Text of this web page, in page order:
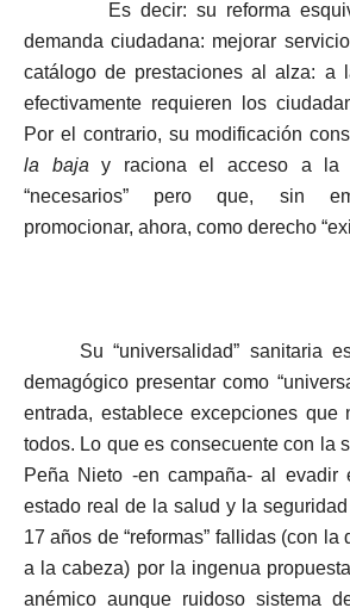
Es decir: su reforma esquiva
demanda ciudadana: mejorar
catálogo de prestaciones al alza: a
efectivamente requieren los
Por el contrario, su modificación
la baja y raciona el acceso a la
“necesarios” pero que, sin
promocionar, ahora, como derecho
Su “universalidad” sanitaria
demagógico presentar como
entrada, establece excepciones que
todos. Lo que es consecuente con la
Peña Nieto -en campaña- al evadir
estado real de la salud y la
17 años de “reformas” fallidas (con
a la cabeza) por la ingenua
anémico aunque ruidoso sistema